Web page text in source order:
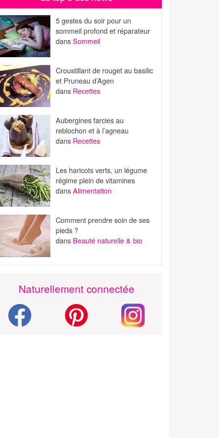
5 gestes du soir pour un
sommeil profond et réparateur
dansSommeil
Croustillant de rouget au basilic
et Pruneau d’Agen
dans Recettes
Aubergines farcies au
reblochon et à l’agneau
dans Recettes
Les haricots verts, un légume
régime plein de vitamines
dansAlimentation
Comment prendre soin de ses
pieds ?
dans Beauté naturelle & bio
Naturellement connectée